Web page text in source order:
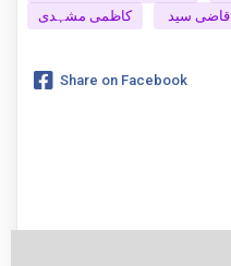
قاضی سید
کاظمی مشہدی
Share on Facebook